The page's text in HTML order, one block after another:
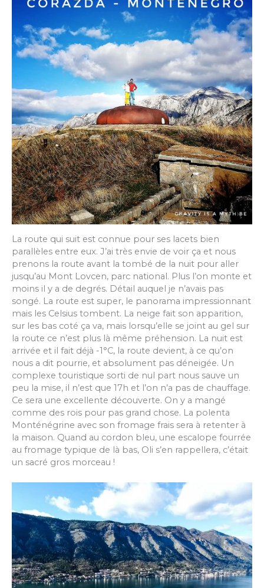
La route qui suit est connue pour ses lacets bien
parallèles entre eux. J’ai très envie de voir ça et nous
prenons la route avant la tombé de la nuit pour aller
jusqu’au Mont Lovcen, parc national. Plus l’on monte et
moins il y a de degrés. Détail auquel je n’avais pas
songé. La route est super, le panorama impressionnant
mais les Celsius tombent. La neige fait son apparition,
sur les bas coté ça va, mais lorsqu’elle se joint au gel sur
la route ce n’est plus là même préhension. La nuit est
arrivée et il fait déjà -1°C, la route devient, à ce qu’on
nous a dit pourrie, et absolument pas déneigée. Un
complexe touristique sorti de nul part nous sauve un
peu la mise, il n’est que 17h et l’on n’a pas de chauffage.
Ce sera une excellente découverte. On y a mangé
comme des rois pour pas grand chose. La polenta
Monténégrine avec son fromage frais sera à retenter à
la maison. Quand au cordon bleu, une escalope fourrée
au fromage typique de là bas, Oli s’en rappellera, c’était
un sacré gros morceau !